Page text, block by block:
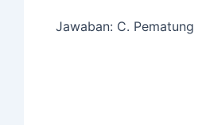
Jawaban: C. Pematung